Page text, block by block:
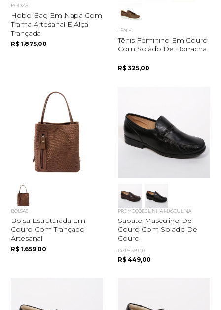
BOLSAS
Hobo Bag Em Napa Com
Trama Artesanal E Alça
Trançada
R$ 1.875,00
TÊNIS
Tênis Feminino Em Couro
Com Solado De Borracha
R$ 325,00
BOLSAS
Bolsa Estruturada Em
Couro Com Trançado
Artesanal
R$ 1.659,00
PROMOÇÕES LINHA MASCULINA
Sapato Masculino De
Couro Com Solado De
Couro
De R$ 569,00
R$ 449,00